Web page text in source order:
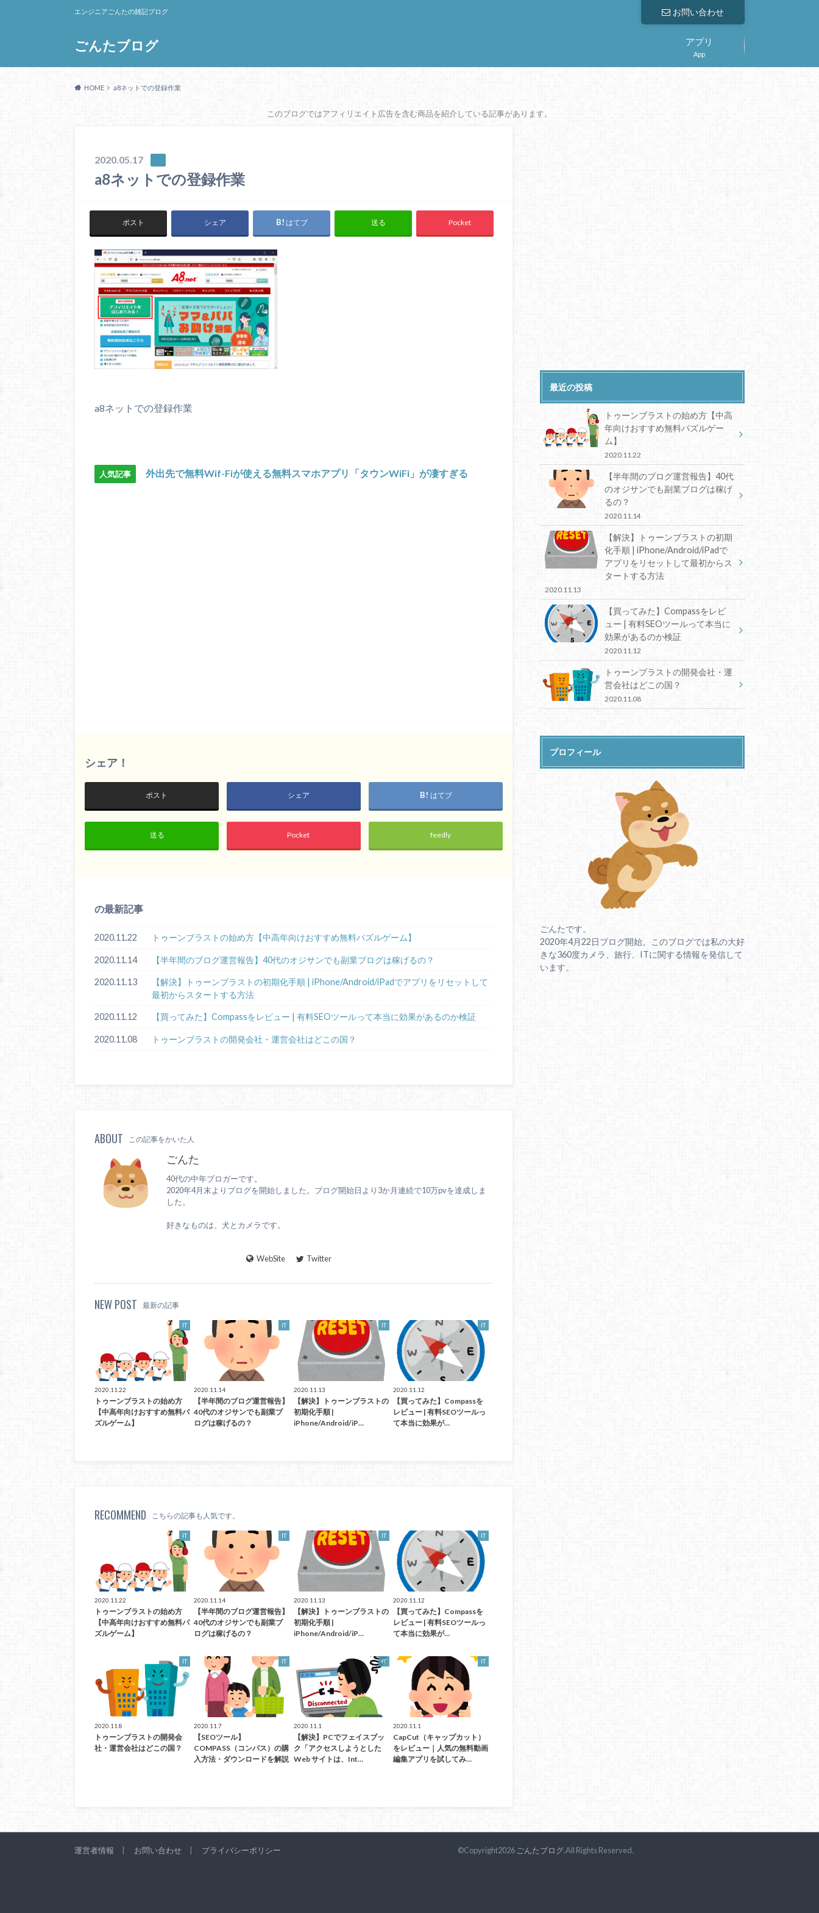
ごんたブログ
エンジニアごんたの雑記ブログ お問い合わせ
App
アプリ
HOME a8ネットでの登録作業
このブログではアフィリエイト広告を含む商品を紹介している記事があります。
2020.05.17
a8ネットでの登録作業
ポスト シェア はてブ 送る Pocket
a8ネットでの登録作業
人気記事 外出先で無料Wif-Fiが使える無料スマホアプリ「タウンWiFi」が凄すぎる
シェア！
ポスト シェア はてブ
送る Pocket feedly
の最新記事
2020.11.22 トゥーンブラストの始め方【中高年向けおすすめ無料パズルゲーム】
2020.11.14 【半年間のブログ運営報告】40代のオジサンでも副業ブログは稼げるの？
2020.11.13
【解決】トゥーンブラストの初期化手順 | iPhone/Android/iPadでアプリをリセットして
最初からスタートする方法
2020.11.12 【買ってみた】Compassをレビュー | 有料SEOツールって本当に効果があるのか検証
2020.11.08 トゥーンブラストの開発会社・運営会社はどこの国？
ABOUT この記事をかいた人
ごんた
40代の中年ブロガーです。
2020年4月末よりブログを開始しました。ブログ開始日より3か月連続で10万pvを達成しま
した。
好きなものは、犬とカメラです。
WebSite Twitter
NEW POST 最新の記事
IT
2020.11.22
トゥーンブラストの始め方
【中高年向けおすすめ無料パ
ズルゲーム】
IT
2020.11.14
【半年間のブログ運営報告】
40代のオジサンでも副業ブ
ログは稼げるの？
IT
2020.11.13
【解決】トゥーンブラストの
初期化手順 |
iPhone/Android/iP…
IT
2020.11.12
【買ってみた】Compassを
レビュー | 有料SEOツールっ
て本当に効果が…
RECOMMEND こちらの記事も人気です。
IT
2020.11.22
トゥーンブラストの始め方
【中高年向けおすすめ無料パ
ズルゲーム】
IT
2020.11.14
【半年間のブログ運営報告】
40代のオジサンでも副業ブ
ログは稼げるの？
IT
2020.11.13
【解決】トゥーンブラストの
初期化手順 |
iPhone/Android/iP…
IT
2020.11.12
【買ってみた】Compassを
レビュー | 有料SEOツールっ
て本当に効果が…
IT
2020.11.8
トゥーンブラストの開発会
社・運営会社はどこの国？
IT
2020.11.7
【SEOツール】
COMPASS（コンパス）の購
入方法・ダウンロードを解説
IT
2020.11.1
【解決】PCでフェイスブッ
ク「アクセスしようとした
Web サイトは、Int…
IT
2020.11.1
CapCut（キャップカット）
をレビュー｜人気の無料動画
編集アプリを試してみ…
最近の投稿
トゥーンブラストの始め方【中高
年向けおすすめ無料パズルゲー
ム】
2020.11.22
【半年間のブログ運営報告】40代
のオジサンでも副業ブログは稼げ
るの？
2020.11.14
【解決】トゥーンブラストの初期
化手順 | iPhone/Android/iPadで
アプリをリセットして最初からス
タートする方法
2020.11.13
【買ってみた】Compassをレビ
ュー | 有料SEOツールって本当に
効果があるのか検証
2020.11.12
トゥーンブラストの開発会社・運
営会社はどこの国？
2020.11.08
プロフィール
ごんたです。
2020年4月22日ブログ開始。このブログでは私の大好
きな360度カメラ、旅行、ITに関する情報を発信して
います。
運営者情報 お問い合わせ プライバシーポリシー ©Copyright2026ごんたブログ.All Rights Reserved.